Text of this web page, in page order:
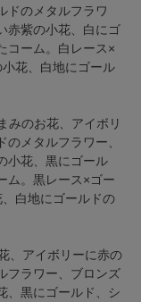
ドのメタルフラワ
赤紫の小花、白にゴ
コーム。白レース×
花、白地にゴール
みのお花、アイボリ
メタルフラワー、
小花、黒にゴール
ム。黒レース×ゴー
白地にゴールドの
、アイボリーに赤の
フラワー、ブロンズ
、黒にゴールド、シ